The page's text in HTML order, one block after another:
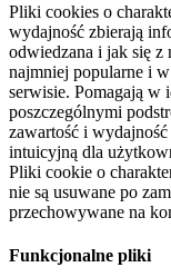
Pliki cookies o
wydajność zbierają
odwiedzana i jak się z
najmniej popularne i
serwisie. Pomagają
poszczególnymi
zawartość i
intuicyjną dla
Pliki cookie o
nie są usuwane po
przechowywane na
Funkcjonalne pliki